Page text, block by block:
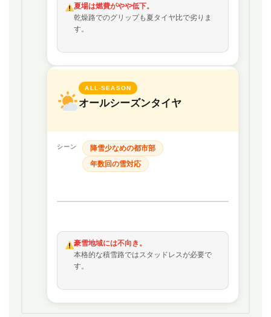
夏場は燃費がやや低下。
乾燥路でのグリップも夏タイヤ比で劣りま
す。
ALL-SEASON
オールシーズンタイヤ
シーン
降雪少なめの都市部
年数回の雪対応
豪雪地域には不向き。
本格的な積雪路ではスタッドレスが必要で
す。